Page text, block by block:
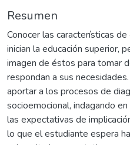
Resumen
Conocer las características
inician la educación superior,
imagen de éstos para tomar
respondan a sus
aportar a los procesos de
socioemocional, indagando
las expectativas de
lo que el estudiante espera